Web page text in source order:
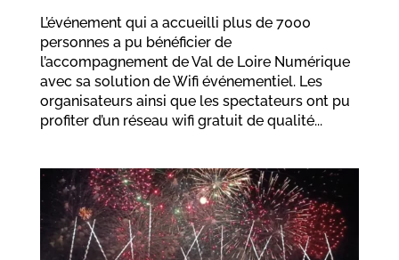
L’événement qui a accueilli plus de 7000
personnes a pu bénéficier de
l’accompagnement de Val de Loire Numérique
avec sa solution de Wifi événementiel. Les
organisateurs ainsi que les spectateurs ont pu
profiter d’un réseau wifi gratuit de qualité...